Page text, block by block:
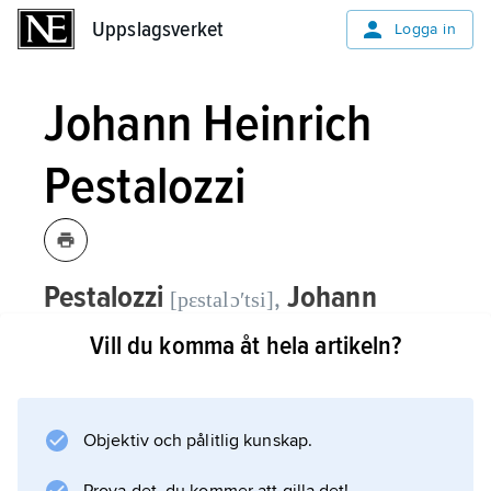
Uppslagsverket Logga in
Johann Heinrich
Pestalozzi
Pestalozzi [pɛstalɔʹtsi], Johann
Heinrich, född 12 januari 1746, död 17
fattiga barns livsvillkor och inrättade 1775 en
uppfostringsanstalt där fattiga barn fick
Vill du komma åt hela artikeln?
Objektiv och pålitlig kunskap.